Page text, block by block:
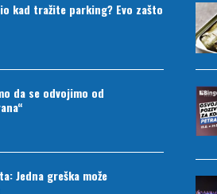
kad tražite parking? Evo zašto
da se odvojimo od
Jedna greška može